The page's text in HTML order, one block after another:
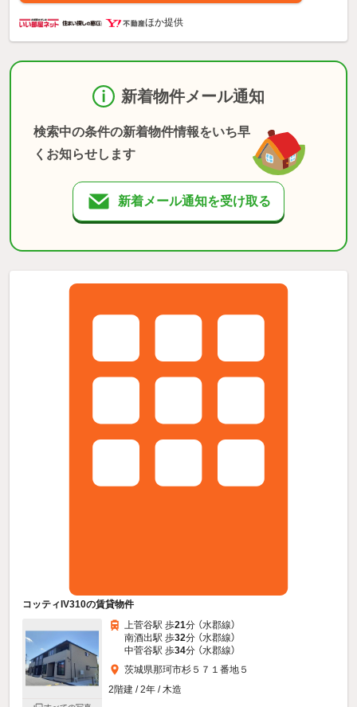
ほか提供
新着物件メール通知
検索中の条件の新着物件情報をいち早
くお知らせします
新着メール通知を受け取る
コッティIV310の賃貸物件
上菅谷駅 歩21分 （水郡線）
南酒出駅 歩32分 （水郡線）
中菅谷駅 歩34分 （水郡線）
茨城県那珂市杉５７１番地５
2階建 / 2年 / 木造